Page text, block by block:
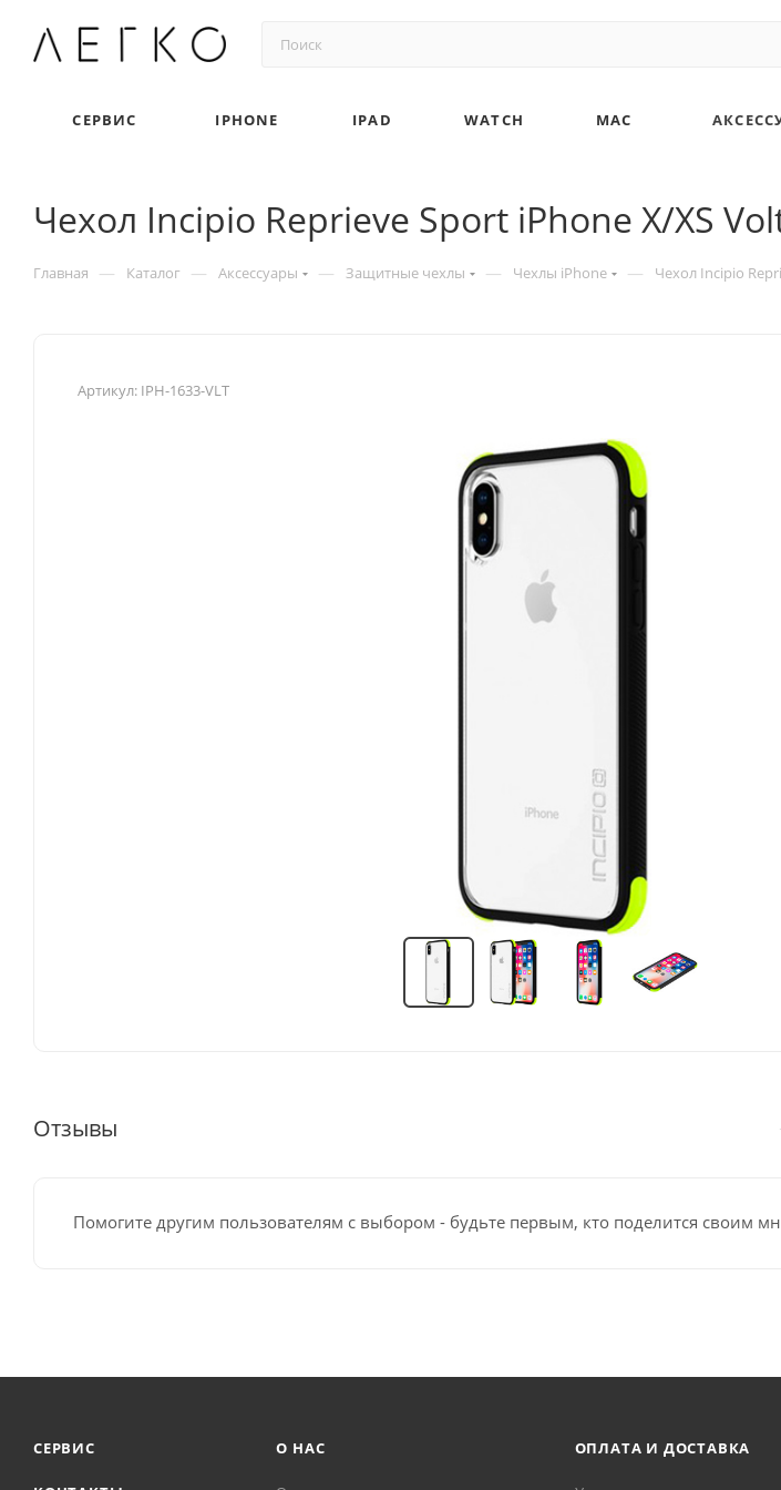
СЕРВИС IPHONE IPAD WATCH MAC
Чехол Incipio Reprieve Sport iPhone X/XS
Главная — Каталог — Аксессуары — Защитные чехлы — Чехлы iPhone — Чехол Incipio
Артикул: IPH-1633-VLT
Отзывы
Помогите другим пользователям с выбором - будьте первым, кто поделится своим
СЕРВИС О НАС ОПЛАТА И ДОСТАВКА